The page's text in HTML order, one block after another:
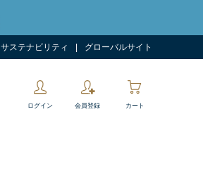
サステナビリティ グローバルサイト
ログイン 会員登録 カート